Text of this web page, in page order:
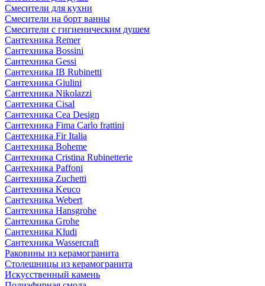
Смесители для кухни
Смесители на борт ванны
Смесители с гигиеническим душем
Сантехника Remer
Сантехника Bossini
Сантехника Gessi
Сантехника IB Rubinetti
Сантехника Giulini
Сантехника Nikolazzi
Сантехника Cisal
Сантехника Cea Design
Сантехника Fima Carlo frattini
Сантехника Fir Italia
Сантехника Boheme
Сантехника Cristina Rubinetterie
Сантехника Paffoni
Сантехника Zuchetti
Сантехника Keuco
Сантехника Webert
Сантехника Hansgrohe
Сантехника Grohe
Сантехника Kludi
Сантехника Wassercraft
Раковины из керамогранита
Столешницы из керамогранита
Искусственный камень